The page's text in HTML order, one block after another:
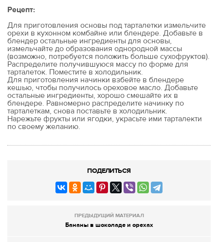
Рецепт:
Для приготовления основы под тарталетки измельчите
орехи в кухонном комбайне или блендере. Добавьте в
блендер остальные ингредиенты для основы,
измельчайте до образования однородной массы
(возможно, потребуется положить больше сухофруктов).
Распределите получившуюся массу по форме для
тарталеток. Поместите в холодильник.
Для приготовления начинки взбейте в блендере
кешью, чтобы получилось ореховое масло. Добавьте
остальные ингредиенты, хорошо смешайте их в
блендере. Равномерно распределите начинку по
тарталеткам, снова поставьте в холодильник.
Нарежьте фрукты или ягодки, украсьте ими тарталекти
по своему желанию.
ПОДЕЛИТЬСЯ
ПРЕДЫДУЩИЙ МАТЕРИАЛ
Бананы в шоколаде и орехах